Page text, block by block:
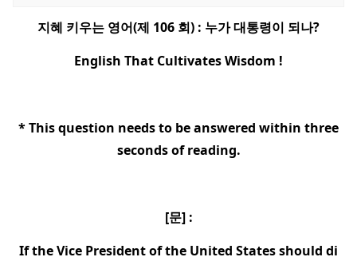
지혜 키우는 영어(제 106 회) : 누가 대통령이 되나?
English That Cultivates Wisdom !
* This question needs to be answered within three
seconds of reading.
[문] :
If the Vice President of the United States should di